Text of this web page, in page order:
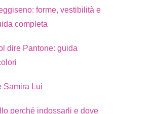
forme, vestibilità e
completa
dire Pantone: guida
Samira Lui
perché indossarli e dove